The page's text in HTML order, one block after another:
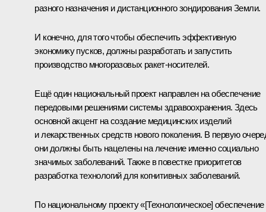
разного назначения и дистанционного зондирования Земли.
И конечно, для того чтобы обеспечить эффективную
экономику пусков, должны разработать и запустить
производство многоразовых ракет-носителей.
Ещё один национальный проект направлен на обеспечение
передовыми решениями системы здравоохранения. Здесь
основной акцент на создание медицинских изделий
и лекарственных средств нового поколения. В первую
они должны быть нацелены на лечение именно социально
значимых заболеваний. Также в повестке приоритетов
разработка технологий для когнитивных заболеваний.
По национальному проекту «[Технологическое] обеспечение